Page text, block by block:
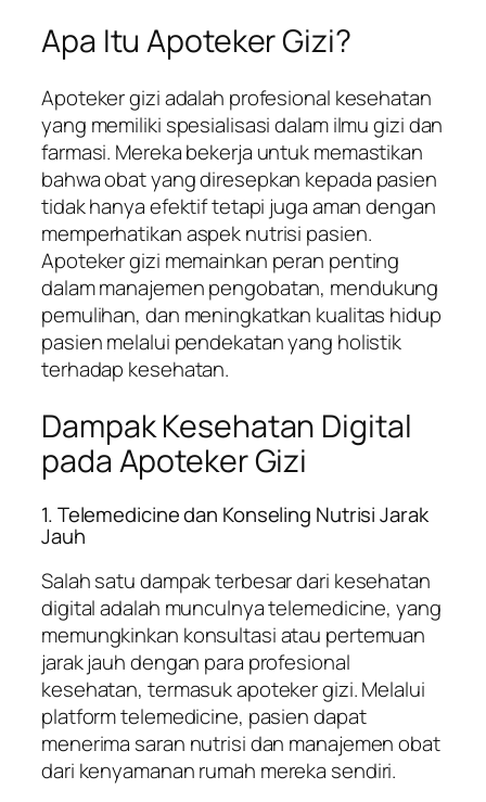
Apa Itu Apoteker Gizi?
Apoteker gizi adalah profesional kesehatan
yang memiliki spesialisasi dalam ilmu gizi dan
farmasi. Mereka bekerja untuk memastikan
bahwa obat yang diresepkan kepada pasien
tidak hanya efektif tetapi juga aman dengan
memperhatikan aspek nutrisi pasien.
Apoteker gizi memainkan peran penting
dalam manajemen pengobatan, mendukung
pemulihan, dan meningkatkan kualitas hidup
pasien melalui pendekatan yang holistik
terhadap kesehatan.
Dampak Kesehatan Digital
pada Apoteker Gizi
1. Telemedicine dan Konseling Nutrisi Jarak
Jauh
Salah satu dampak terbesar dari kesehatan
digital adalah munculnya telemedicine, yang
memungkinkan konsultasi atau pertemuan
jarak jauh dengan para profesional
kesehatan, termasuk apoteker gizi. Melalui
platform telemedicine, pasien dapat
menerima saran nutrisi dan manajemen obat
dari kenyamanan rumah mereka sendiri.